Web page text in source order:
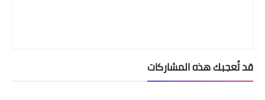
قد تُعجبك هذه المشاركات